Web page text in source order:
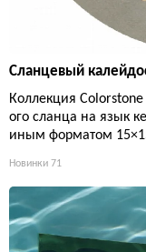
Сланцевый
Коллекция
ого сланца на язык
иным форматом
Новинки 71